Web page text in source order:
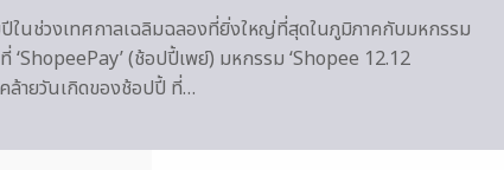
ในช่วงเทศกาลเฉลิมฉลองที่ยิ่งใหญ่ที่สุดในภูมิภาคกับมหกรรม
(ช้อปปี้เพย์) มหกรรม ‘Shopee 12.12
ล้ายวันเกิดของช้อปปี้ ที่…